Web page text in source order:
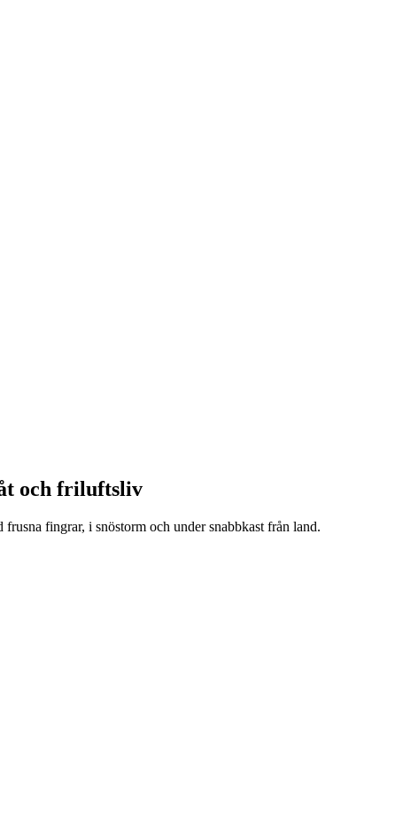
och friluftsliv
fingrar, i snöstorm och under snabbkast från land.